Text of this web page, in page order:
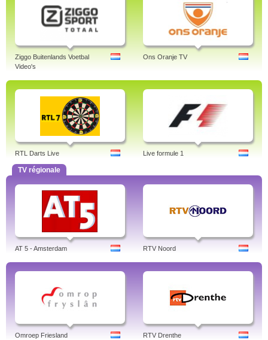
Ziggo Buitenlands Voetbal
Video's
Ons Oranje TV
RTL Darts Live Live formule 1
TV régionale
AT 5 - Amsterdam RTV Noord
Omroep Friesland RTV Drenthe